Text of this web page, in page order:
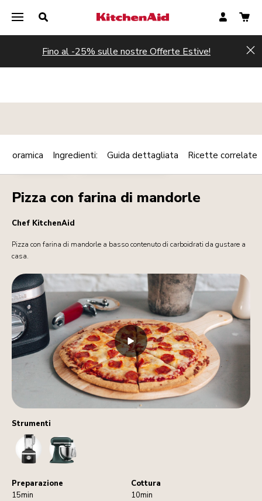
Fino al -25% sulle nostre Offerte Estive!
Strumenti
BlenderStandMixer
Preparazione
15min
Cottura
10min
MAINCOURSE PIATTO VEGETARIANO Print
Pizza con farina di mandorle
Chef KitchenAid
Pizza con farina di mandorle a basso contenuto di carboidrati da gustare a
casa.
Ingredienti: Guida dettagliata Ricette correlate